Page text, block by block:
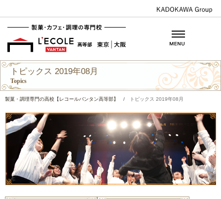
トピックス 2019年08月
Topics
製菓・調理専門の高校【レコールバンタン高等部】 / トピックス 2019年08月